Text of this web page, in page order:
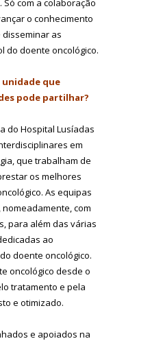
com a colaboração
o conhecimento
as
do doente oncológico.
unidade que
pode partilhar?
do Hospital Lusíadas
em
que trabalham de
os melhores
As equipas
com
para além das várias
ao
doente oncológico.
oncológico desde o
tratamento e pela
e otimizado.
e apoiados na